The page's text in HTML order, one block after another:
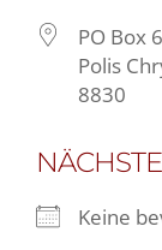
PO Box
Polis
8830
Keine